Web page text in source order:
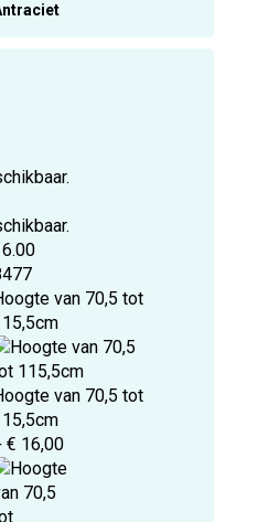
van 70,5 tot
van 70,5 tot
€ 16,00